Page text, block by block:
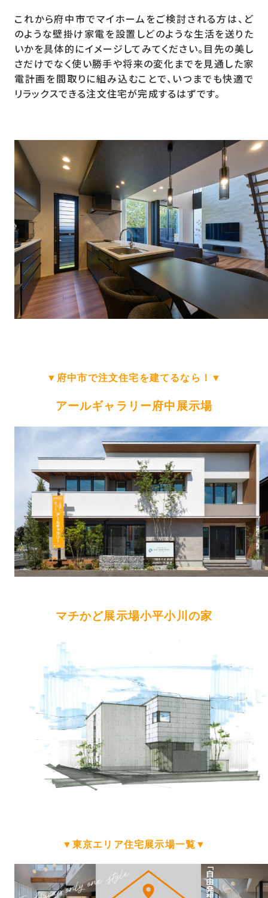
これから府中市でマイホームをご検討される方は、ど
のような壁掛け家電を設置しどのような生活を送りた
いかを具体的にイメージしてみてください。目先の美し
さだけでなく使い勝手や将来の変化までを見通した家
電計画を間取りに組み込むことで、いつまでも快適で
リラックスできる注文住宅が完成するはずです。
▼府中市で注文住宅を建てるなら！▼
アールギャラリー府中展示場
マチかど展示場小平小川の家
▼東京エリア住宅展示場一覧▼